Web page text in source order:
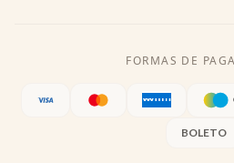
FORMAS DE
BOLETO